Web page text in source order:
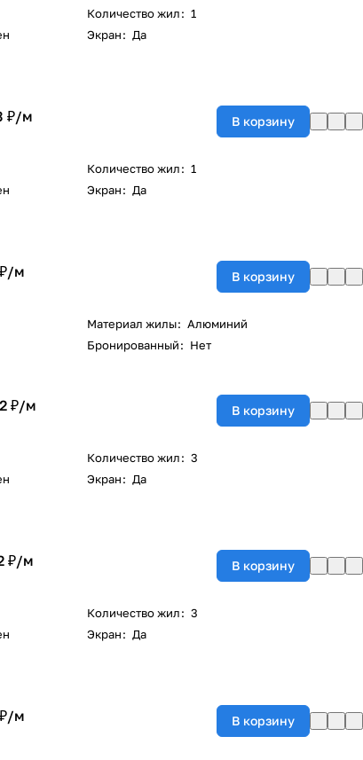
Количество жил: 1
Экран: Да
₽/м В корзину
Количество жил: 1
Экран: Да
м В корзину
Материал жилы: Алюминий
Бронированный: Нет
₽/м В корзину
Количество жил: 3
Экран: Да
₽/м В корзину
Количество жил: 3
Экран: Да
м В корзину